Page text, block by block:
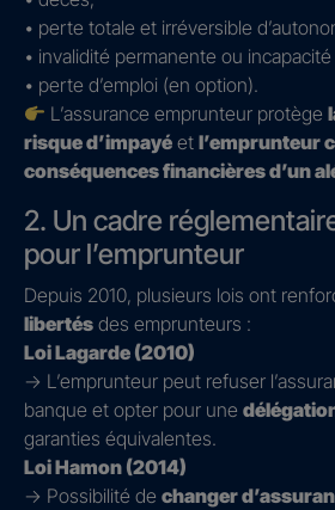
• perte totale et irréversible
• invalidité permanente ou
• perte d’emploi (en option).
L’assurance emprunteur protège
risque d’impayé et l’emprunteur
conséquences financières d’un
2. Un cadre
pour l’emprunteur
Depuis 2010, plusieurs lois ont
libertés des emprunteurs :
Loi Lagarde (2010)
→ L’emprunteur peut refuser
banque et opter pour une
garanties équivalentes.
Loi Hamon (2014)
→ Possibilité de changer